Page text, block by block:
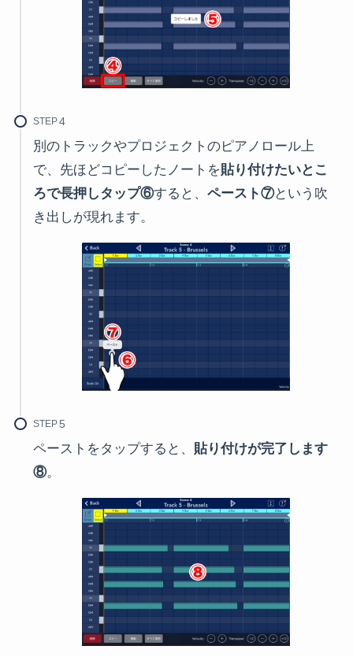
STEP
別のトラックやプロジェクトのピアノロール上
で、先ほどコピーしたノートを貼り付けたいとこ
ろで長押しタップ⑥すると、 ペースト⑦という吹
き出しが現れます。
STEP
ペーストをタップすると、 貼り付けが完了します
⑧。